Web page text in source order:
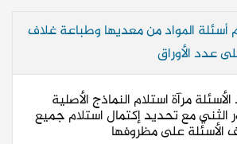
أسئلة المواد من معديها وطباعة غلاف
عدد الأوراق
مرآة استلام النماذج الأصلية
الثني مع تحديد إكتمال استلام جميع
الأسئلة على مظروفها